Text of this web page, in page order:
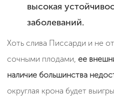
высокая
заболеваний.
Хоть слива Писсарди и не
сочными плодами, ее
наличие большинства
округлая крона будет